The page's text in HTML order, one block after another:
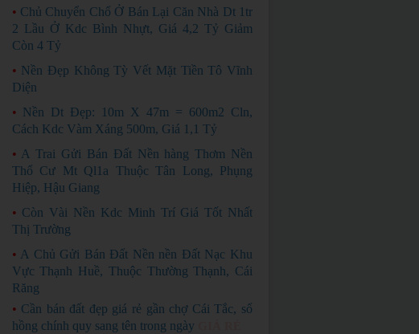
• Chủ Chuyển Chổ Ở Bán Lại Căn Nhà Dt 1tr
2 Lầu Ở Kdc Bình Nhựt, Giá 4,2 Tỷ Giảm
Còn 4 Tỷ
• Nền Đẹp Không Tỳ Vết Mặt Tiền Tô Vĩnh
Diện
• Nền Dt Đẹp: 10m X 47m = 600m2 Cln,
Cách Kdc Vàm Xáng 500m, Giá 1,1 Tỷ
• A Trai Gửi Bán Đất Nền hàng Thơm Nền
Thổ Cư Mt Ql1a Thuộc Tân Long, Phụng
Hiệp, Hậu Giang
• Còn Vài Nền Kdc Minh Trí Giá Tốt Nhất
Thị Trường
• A Chủ Gửi Bán Đất Nền nền Đất Nạc Khu
Vực Thạnh Huề, Thuộc Thường Thạnh, Cái
Răng
• Cần bán đất đẹp giá rẻ gần chợ Cái Tắc, sổ
hồng chính quy sang tên trong ngày